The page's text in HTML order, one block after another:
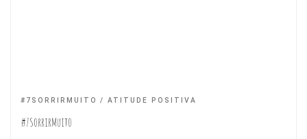
#7SORRIRMUITO ATITUDE POSITIVA
#7SorrirMuito